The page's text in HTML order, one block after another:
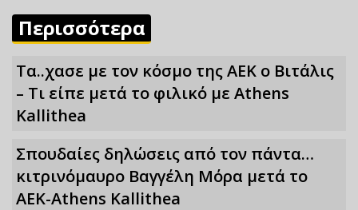
Περισσότερα
Τα..χασε με τον κόσμο της ΑΕΚ ο Βιτάλις
– Τι είπε μετά το φιλικό με Athens
Kallithea
Σπουδαίες δηλώσεις από τον πάντα…
κιτρινόμαυρο Βαγγέλη Μόρα μετά το
ΑΕΚ-Athens Kallithea